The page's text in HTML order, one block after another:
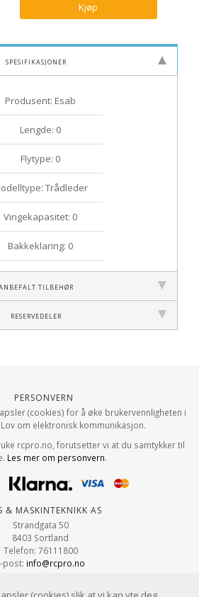
Kjøp
Spesifikasjoner
Produsent: Esab
Lengde: 0
Flytype: 0
Trådleder
Vingekapasitet: 0
Bakkeklaring: 0
tilbehør
Reservedeler
Personvern
(cookies) for å øke brukervennligheten i
om elektronisk kommunikasjon.
rcpro.no, forutsetter vi at du samtykker til
Les mer om personvern.
& Maskinteknikk AS
Strandgata 50
8403 Sortland
Telefon: 76111800
post: info@rcpro.no